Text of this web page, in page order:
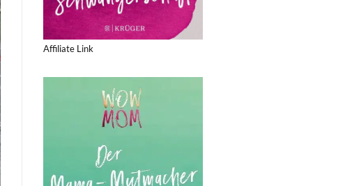
Affiliate Link